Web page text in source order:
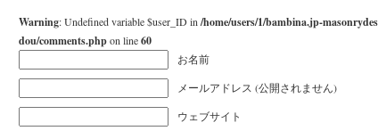
Warning: Undefined variable $user_ID in /home/users/1/bambina.jp-
dou/comments.phpon line60
お名前
メールアドレス (公開されません)
ウェブサイト